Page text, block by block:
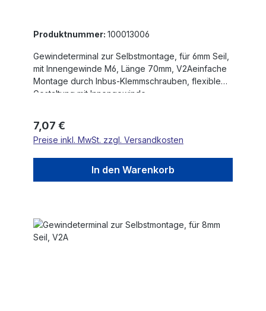
Produktnummer: 100013006
Gewindeterminal zur Selbstmontage, für 6mm Seil,
mit Innengewinde M6, Länge 70mm, V2Aeinfache
Montage durch Inbus-Klemmschrauben, flexible
Gestaltung mit Innengewinde
Regulärer Preis:
7,07 €
Preise inkl. MwSt. zzgl. Versandkosten
In den Warenkorb